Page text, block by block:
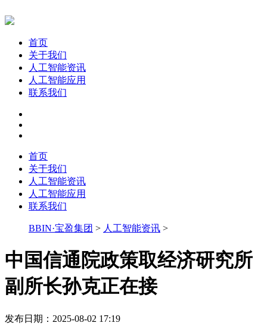
首页
关于我们
人工智能资讯
人工智能应用
联系我们
首页
关于我们
人工智能资讯
人工智能应用
联系我们
BBIN·宝盈集团 > 人工智能资讯 >
中国信通院政策取经济研究所
副所长孙克正在接
发布日期：2025-08-02 17:19